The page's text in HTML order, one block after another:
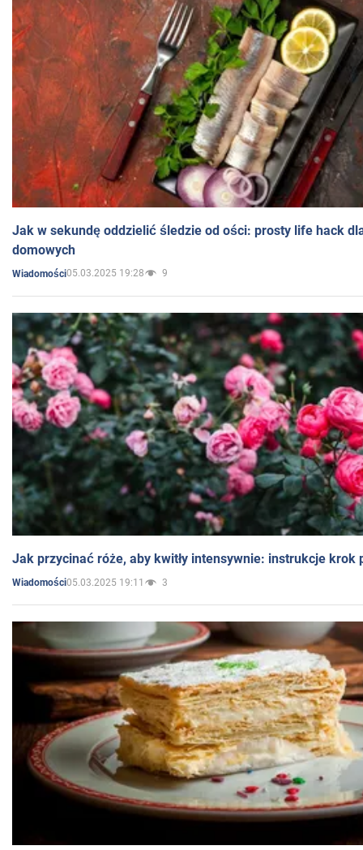
Jak w sekundę oddzielić śledzie od ości: prosty life hack
domowych
Wiadomości05.03.2025 19:28 9
Jak przycinać róże, aby kwitły intensywnie: instrukcje krok
Wiadomości05.03.2025 19:11 3